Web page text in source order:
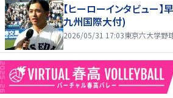
【ヒーローインタビュー
九州国際大付)
2026/05/31 17:03東京六大学野